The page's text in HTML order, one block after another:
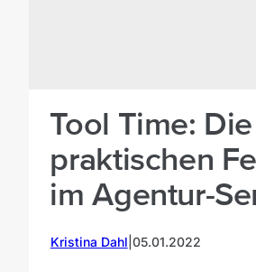
Tool Time: Die
praktischen
im Agentur-
Kristina Dahl 05.01.2022